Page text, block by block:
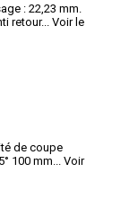
: 22,23 mm.
retour...
Voir le
de coupe
100 mm...
Voir